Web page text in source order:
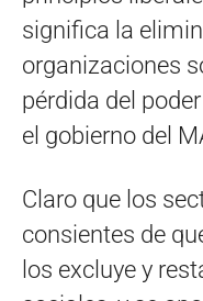
significa la
organizaciones
pérdida del
el gobierno del
Claro que los
consientes de
los excluye y